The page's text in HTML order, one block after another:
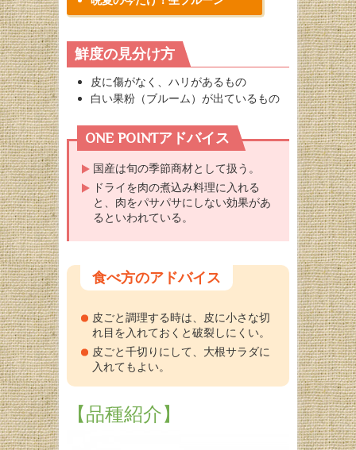
鮮度の見分け方
皮に傷がなく、ハリがあるもの
白い果粉（ブルーム）が出ているもの
ONE POINTアドバイス
国産は旬の季節商材として扱う。
ドライを肉の煮込み料理に入れる
と、肉をパサパサにしない効果があ
るといわれている。
食べ方のアドバイス
皮ごと調理する時は、皮に小さな切
れ目を入れておくと破裂しにくい。
皮ごと千切りにして、大根サラダに
入れてもよい。
【品種紹介】